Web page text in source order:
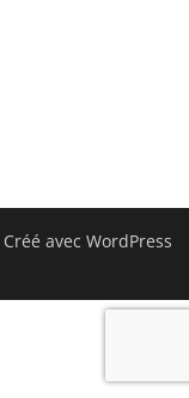
avec WordPress